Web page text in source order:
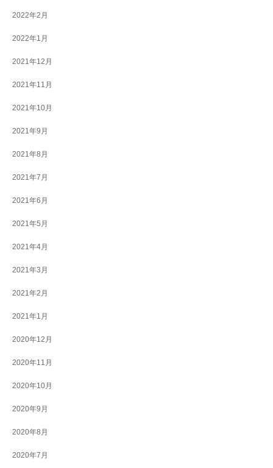
2022年2月
2022年1月
2021年12月
2021年11月
2021年10月
2021年9月
2021年8月
2021年7月
2021年6月
2021年5月
2021年4月
2021年3月
2021年2月
2021年1月
2020年12月
2020年11月
2020年10月
2020年9月
2020年8月
2020年7月